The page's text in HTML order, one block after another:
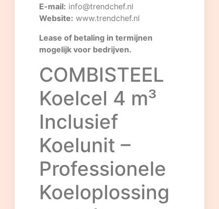
E-mail: info@trendchef.nl
Website: www.trendchef.nl
Lease of betaling in termijnen
mogelijk voor bedrijven.
COMBISTEEL
Koelcel 4 m³
Inclusief
Koelunit –
Professionele
Koeloplossing